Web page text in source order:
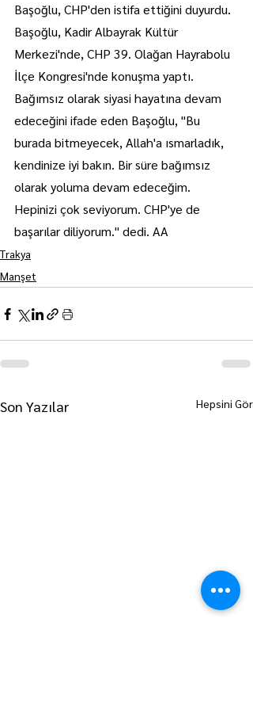
Başoğlu, CHP'den istifa ettiğini duyurdu.
Başoğlu, Kadir Albayrak Kültür
Merkezi'nde, CHP 39. Olağan Hayrabolu
İlçe Kongresi'nde konuşma yaptı.
Bağımsız olarak siyasi hayatına devam
edeceğini ifade eden Başoğlu, "Bu
burada bitmeyecek, Allah'a ısmarladık,
kendinize iyi bakın. Bir süre bağımsız
olarak yoluma devam edeceğim.
Hepinizi çok seviyorum. CHP'ye de
başarılar diliyorum." dedi. AA
Trakya
Manşet
Son Yazılar Hepsini Gör